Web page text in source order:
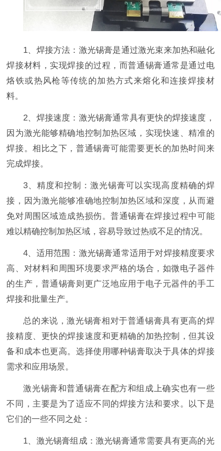
1、焊接方法：激光锡膏是通过激光束来加热和融化
焊接材料，实现焊接的过程，而普通锡膏通常是通过电
烙铁或热风枪等传统的加热方式来熔化和连接焊接材
料。
2、焊接速度：激光锡膏通常具有更快的焊接速度，
因为激光能够精确地控制加热区域，实现快速、精准的
焊接。相比之下，普通锡膏可能需要更长的加热时间来
完成焊接。
3、精度和控制：激光锡膏可以实现高度精确的焊
接，因为激光能够准确地控制加热区域和深度，从而避
免对周围区域造成热损伤。普通锡膏在焊接过程中可能
难以精确控制加热区域，容易导致过热或不足的情况。
4、适用范围：激光锡膏通常适用于对焊接精度要求
高、对材料和周围环境要求严格的场合，如微电子器件
的生产，普通锡膏则更广泛地应用于电子元器件的手工
焊接和批量生产。
总的来说，激光锡膏相对于普通锡膏具有更高的焊
接精度、更快的焊接速度和更精确的加热控制，但其设
备和成本也更高。选择使用哪种锡膏取决于具体的焊接
需求和应用场景。
激光锡膏和普通锡膏在配方和组成上确实也有一些
不同，主要是为了适应不同的焊接方法和要求。以下是
它们的一些不同之处：
1、激光锡膏组成：激光锡膏通常需要具有更高的光